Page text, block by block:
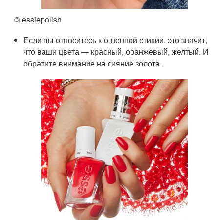
© essiepolish
Если вы относитесь к огненной стихии, это значит,
что ваши цвета — красный, оранжевый, желтый. И
обратите внимание на сияние золота.